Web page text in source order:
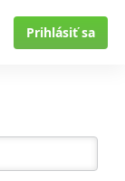
Prihlásiť sa